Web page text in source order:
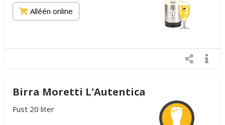
Alléén online
Birra Moretti L'Autentica
Fust 20 liter